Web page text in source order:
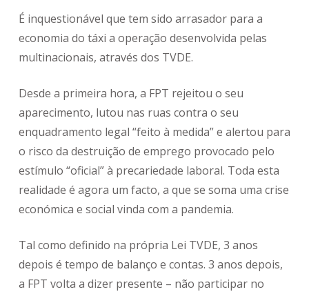
É inquestionável que tem sido arrasador para a
economia do táxi a operação desenvolvida pelas
multinacionais, através dos TVDE.
Desde a primeira hora, a FPT rejeitou o seu
aparecimento, lutou nas ruas contra o seu
enquadramento legal “feito à medida” e alertou para
o risco da destruição de emprego provocado pelo
estímulo “oficial” à precariedade laboral. Toda esta
realidade é agora um facto, a que se soma uma crise
económica e social vinda com a pandemia.
Tal como definido na própria Lei TVDE, 3 anos
depois é tempo de balanço e contas. 3 anos depois,
a FPT volta a dizer presente – não participar no